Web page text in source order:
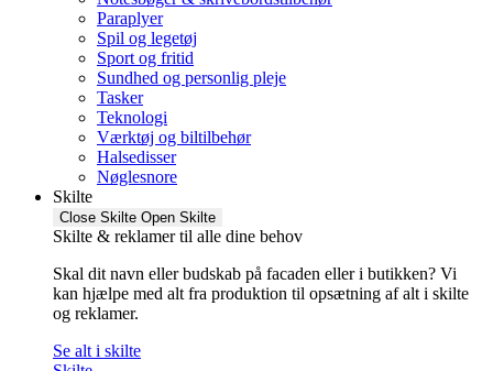
Paraplyer
Spil og legetøj
Sport og fritid
Sundhed og personlig pleje
Tasker
Teknologi
Værktøj og biltilbehør
Halsedisser
Nøglesnore
Skilte
Close Skilte Open Skilte
Skilte & reklamer til alle dine behov
Skal dit navn eller budskab på facaden eller i butikken? Vi
kan hjælpe med alt fra produktion til opsætning af alt i skilte
og reklamer.
Se alt i skilte